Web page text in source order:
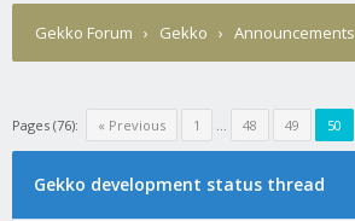
Gekko Forum › Gekko › Announcements
Pages (76): « Previous 1 ... 48 49 50
Gekko development status thread